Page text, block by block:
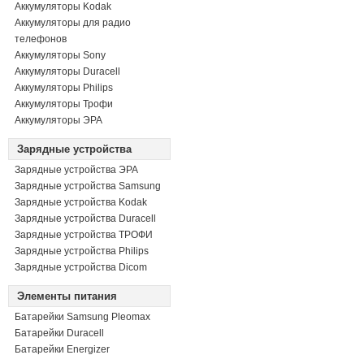
Аккумуляторы Kodak
Аккумуляторы для радио
телефонов
Аккумуляторы Sony
Аккумуляторы Duracell
Аккумуляторы Philips
Аккумуляторы Трофи
Аккумуляторы ЭРА
Зарядные устройства
Зарядные устройства ЭРА
Зарядные устройства Samsung
Зарядные устройства Kodak
Зарядные устройства Duracell
Зарядные устройства ТРОФИ
Зарядные устройства Philips
Зарядные устройства Dicom
Элементы питания
Батарейки Samsung Pleomax
Батарейки Duracell
Батарейки Energizer